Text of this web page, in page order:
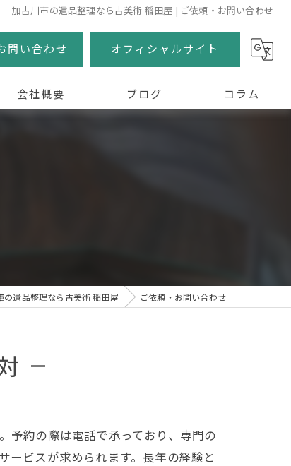
加古川市の遺品整理なら古美術 稲田屋 | ご依頼・お問い合わせ
問い合わせ オフィシャルサイト
会社概要 ブログ コラム
の遺品整理なら古美術 稲田屋 ご依頼・お問い合わせ
予約の際は電話で承っており、専門の
ービスが求められます。長年の経験と